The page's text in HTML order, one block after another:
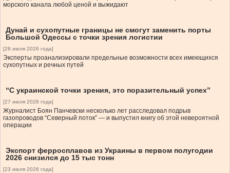
морского канала любой ценой и выжидают
Дунай и сухопутные границы не смогут заменить порты
Большой Одессы с точки зрения логистии
[28 июля 2026 года]
Эксперты проанализировали предельные возможности всех имеющихся
сухопутных и речных путей
“С украинской точки зрения, это поразительный успех”
[27 июля 2026 года]
Журналист Боян Панчевски несколько лет расследовал подрыв
газопроводов “Северный поток” — и выпустил книгу об этой невероятной
операции
Экспорт ферросплавов из Украины в первом полугодии
2026 снизился до 15 тыс тонн
[23 июля 2026 года]